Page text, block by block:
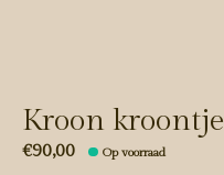
Kroon kroontje
€90,00 Op voorraad